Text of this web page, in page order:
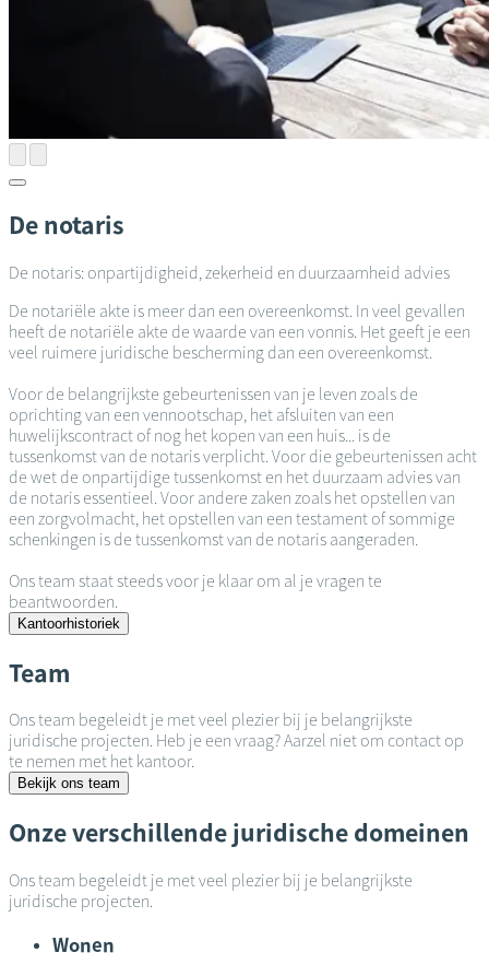
De notaris
De notaris: onpartijdigheid, zekerheid en duurzaamheid advies
De notariële akte is meer dan een overeenkomst. In veel gevallen
heeft de notariële akte de waarde van een vonnis. Het geeft je een
veel ruimere juridische bescherming dan een overeenkomst.
Voor de belangrijkste gebeurtenissen van je leven zoals de
oprichting van een vennootschap, het afsluiten van een
huwelijkscontract of nog het kopen van een huis... is de
tussenkomst van de notaris verplicht. Voor die gebeurtenissen acht
de wet de onpartijdige tussenkomst en het duurzaam advies van
de notaris essentieel. Voor andere zaken zoals het opstellen van
een zorgvolmacht, het opstellen van een testament of sommige
schenkingen is de tussenkomst van de notaris aangeraden.
Ons team staat steeds voor je klaar om al je vragen te
beantwoorden.
Kantoorhistoriek
Team
Ons team begeleidt je met veel plezier bij je belangrijkste
juridische projecten. Heb je een vraag? Aarzel niet om contact op
te nemen met het kantoor.
Bekijk ons team
Onze verschillende juridische domeinen
Ons team begeleidt je met veel plezier bij je belangrijkste
juridische projecten.
Wonen